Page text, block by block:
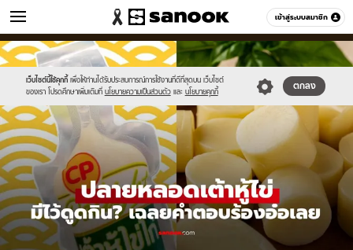
เข้าสู่ระบบสมาชิก
วัยรุ่น หมวดอื่นๆ
เว็บไซต์นี้ใช้คุกกี้ เพื่อให้ท่านได้รับประสบการณ์การใช้งานที่ดีที่สุดบน เว็บไซต์
ของเรา โปรดศึกษาเพิ่มเติมที่ นโยบายความเป็นส่วนตัว และ นโยบายคุกกี้
ตกลง
Sanook
//s.isanook.com/sr/0/images/logo-
new-
sanook.png
600
60
//s.isanook.com/ca/0/ud/286/1432199/552929292929(2).jpg